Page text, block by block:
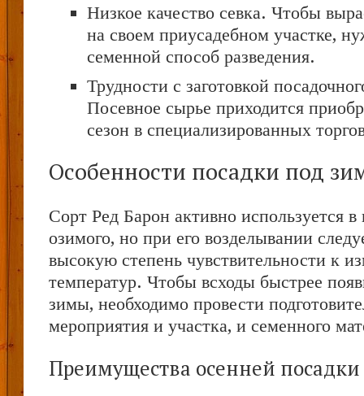
Низкое качество севка. Чтобы
на своем приусадебном участке,
семенной способ разведения.
Трудности с заготовкой
Посевное сырье приходится
сезон в специализированных
Особенности посадки под
Сорт Ред Барон активно используется в
озимого, но при его возделывании
высокую степень чувствительности к
температур. Чтобы всходы быстрее
зимы, необходимо провести
мероприятия и участка, и семенного
Преимущества осенней посадки